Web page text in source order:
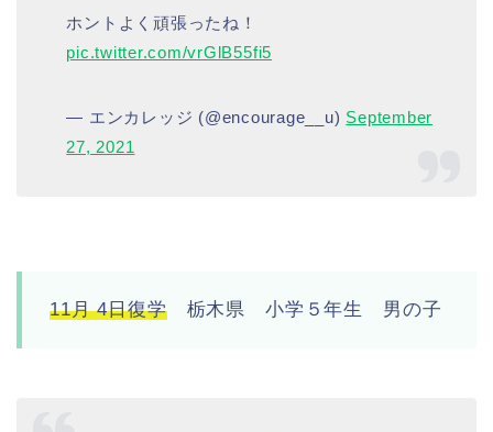
ホントよく頑張ったね！
pic.twitter.com/vrGlB55fi5
— エンカレッジ (@encourage__u) September
27, 2021
11月 4日復学栃木県 小学５年生 男の子